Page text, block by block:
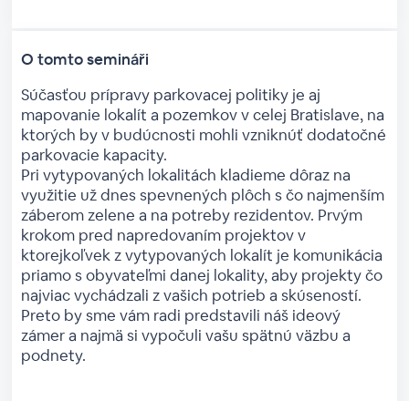
O tomto semináři
Súčasťou prípravy parkovacej politiky je aj
mapovanie lokalít a pozemkov v celej Bratislave, na
ktorých by v budúcnosti mohli vzniknúť dodatočné
parkovacie kapacity.
Pri vytypovaných lokalitách kladieme dôraz na
využitie už dnes spevnených plôch s čo najmenším
záberom zelene a na potreby rezidentov. Prvým
krokom pred napredovaním projektov v
ktorejkoľvek z vytypovaných lokalít je komunikácia
priamo s obyvateľmi danej lokality, aby projekty čo
najviac vychádzali z vašich potrieb a skúseností.
Preto by sme vám radi predstavili náš ideový
zámer a najmä si vypočuli vašu spätnú väzbu a
podnety.